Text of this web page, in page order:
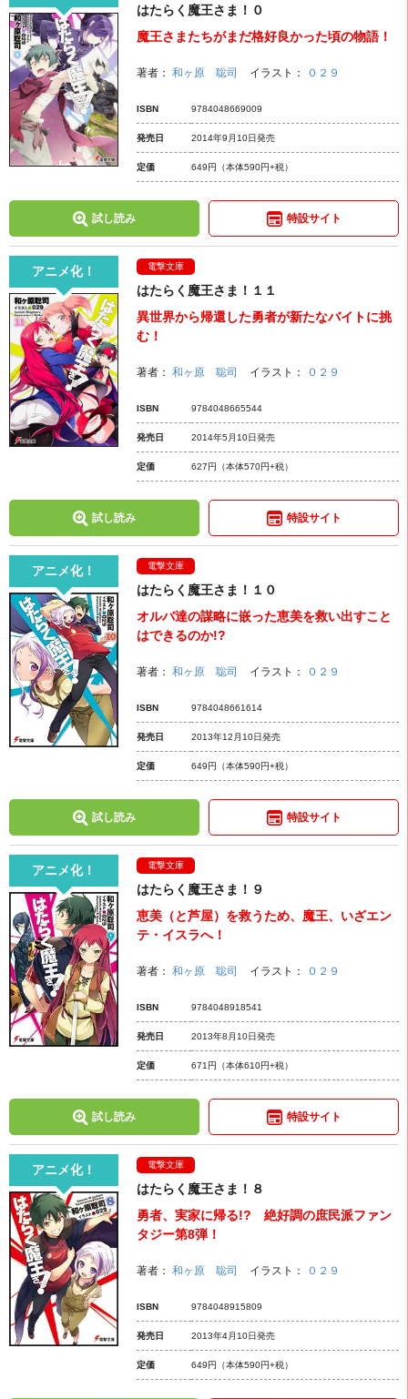
はたらく魔王さま！０
魔王さまたちがまだ格好良かった頃の物語！
著者： 和ヶ原 聡司 イラスト： ０２９
ISBN 9784048669009
発売日 2014年9月10日発売
定価 649円 （本体590円+税）
試し読み 特設サイト
アニメ化！ 電撃文庫
はたらく魔王さま！１１
異世界から帰還した勇者が新たなバイトに挑
む！
著者： 和ヶ原 聡司 イラスト： ０２９
ISBN 9784048665544
発売日 2014年5月10日発売
定価 627円 （本体570円+税）
試し読み 特設サイト
アニメ化！ 電撃文庫
はたらく魔王さま！１０
オルバ達の謀略に嵌った恵美を救い出すこと
はできるのか!?
著者： 和ヶ原 聡司 イラスト： ０２９
ISBN 9784048661614
発売日 2013年12月10日発売
定価 649円 （本体590円+税）
試し読み 特設サイト
アニメ化！ 電撃文庫
はたらく魔王さま！９
恵美（と芦屋）を救うため、魔王、いざエン
テ・イスラへ！
著者： 和ヶ原 聡司 イラスト： ０２９
ISBN 9784048918541
発売日 2013年8月10日発売
定価 671円 （本体610円+税）
試し読み 特設サイト
アニメ化！ 電撃文庫
はたらく魔王さま！８
勇者、実家に帰る!? 絶好調の庶民派ファン
タジー第8弾！
著者： 和ヶ原 聡司 イラスト： ０２９
ISBN 9784048915809
発売日 2013年4月10日発売
定価 649円 （本体590円+税）